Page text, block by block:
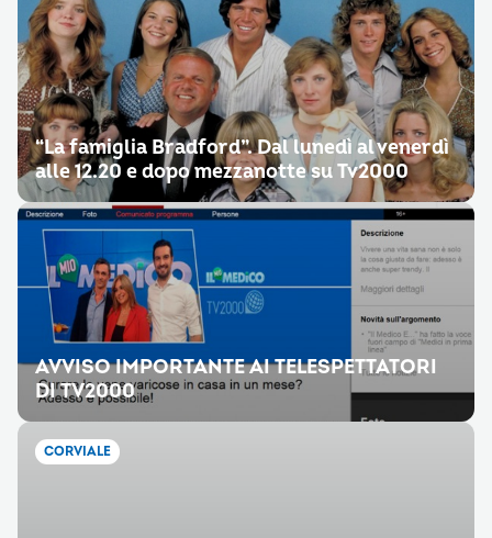
“La famiglia Bradford”. Dal lunedì al venerdì
alle 12.20 e dopo mezzanotte su Tv2000
AVVISO IMPORTANTE AI TELESPETTATORI
DI TV2000
CORVIALE